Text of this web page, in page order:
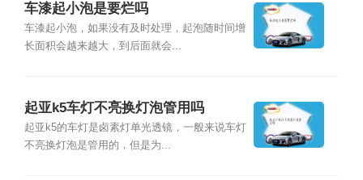
车漆起小泡是要烂吗
车漆起小泡，如果没有及时处理，起泡随时间增
长面积会越来越大，到后面就会...
起亚k5车灯不亮换灯泡管用吗
起亚k5的车灯是卤素灯单光透镜，一般来说车灯
不亮换灯泡是管用的，但是为...